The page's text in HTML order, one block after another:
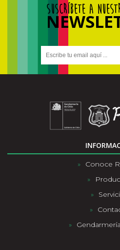
SUSCRÍBETE A
Conoce